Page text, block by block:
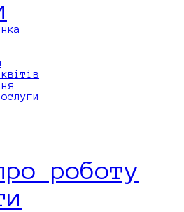
роботу